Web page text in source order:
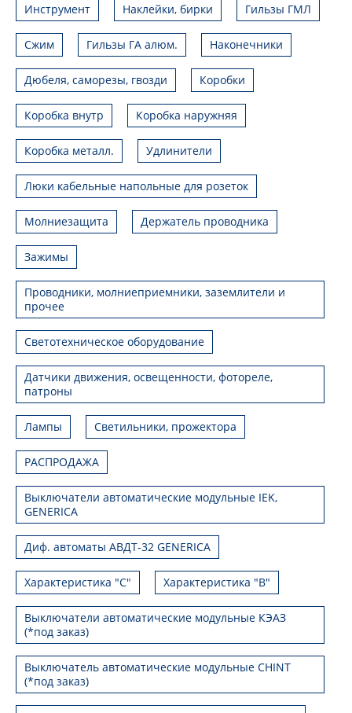
Инструмент Наклейки, бирки Гильзы ГМЛ
Сжим Гильзы ГА алюм. Наконечники
Дюбеля, саморезы, гвозди Коробки
Коробка внутр Коробка наружняя
Коробка металл. Удлинители
Люки кабельные напольные для розеток
Молниезащита Держатель проводника
Зажимы
Проводники, молниеприемники, заземлители и
прочее
Светотехническое оборудование
Датчики движения, освещенности, фотореле,
патроны
Лампы Светильники, прожектора
РАСПРОДАЖА
Выключатели автоматические модульные IEK,
GENERICA
Диф. автоматы АВДТ-32 GENERICA
Характеристика "С" Характеристика "В"
Выключатели автоматические модульные КЭАЗ
(*под заказ)
Выключатель автоматические модульные CHINT
(*под заказ)